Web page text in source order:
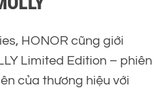
HONOR cũng giới
Limited Edition – phiên
của thương hiệu với